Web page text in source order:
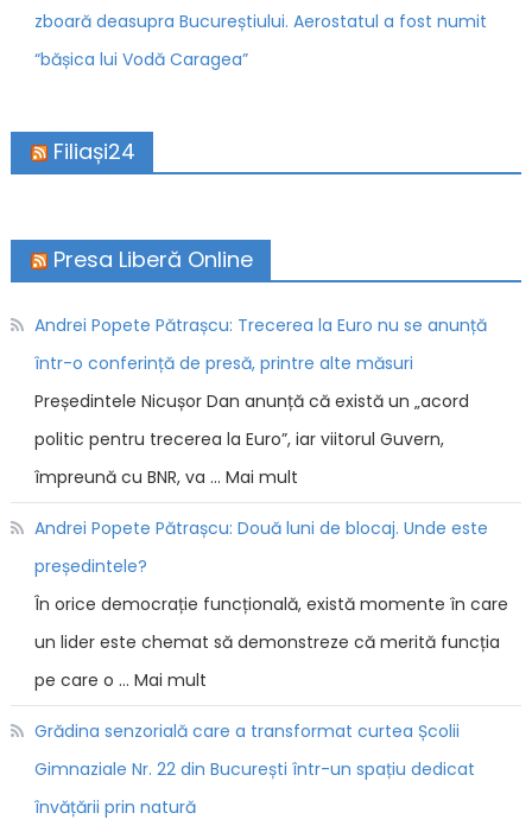
zboară deasupra Bucureștiului. Aerostatul a fost numit
“bășica lui Vodă Caragea”
Filiași24
Presa Liberă Online
Andrei Popete Pătrașcu: Trecerea la Euro nu se anunță
într-o conferință de presă, printre alte măsuri
Președintele Nicușor Dan anunță că există un „acord
politic pentru trecerea la Euro”, iar viitorul Guvern,
împreună cu BNR, va … Mai mult
Andrei Popete Pătrașcu: Două luni de blocaj. Unde este
președintele?
În orice democrație funcțională, există momente în care
un lider este chemat să demonstreze că merită funcția
pe care o … Mai mult
Grădina senzorială care a transformat curtea Școlii
Gimnaziale Nr. 22 din București într-un spațiu dedicat
învățării prin natură